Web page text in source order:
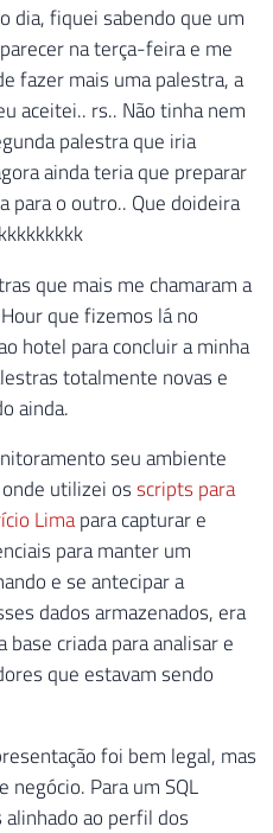
dia, fiquei sabendo que um
na terça-feira e me
fazer mais uma palestra, a
aceitei.. rs.. Não tinha nem
palestra que iria
ainda teria que preparar
para o outro.. Que doideira
que mais me chamaram a
que fizemos lá no
hotel para concluir a minha
totalmente novas e
ainda.
seu ambiente
onde utilizei osscripts para
Limapara capturar e
para manter um
e se antecipar a
dados armazenados, era
criada para analisar e
que estavam sendo
foi bem legal, mas
negócio. Para um SQL
ao perfil dos